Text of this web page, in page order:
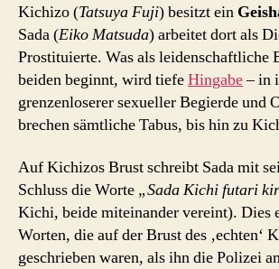
Kichizo (Tatsuya Fuji) besitzt ein
Sada (Eiko Matsuda) arbeitet dort als
Prostituierte. Was als leidenschaftliche
beiden beginnt, wird tiefeHingabe– in
grenzenloserer sexueller Begierde und
brechen sämtliche Tabus, bis hin zu
Auf Kichizos Brust schreibt Sada mit
Schluss die Worte „Sada Kichi futari
Kichi, beide miteinander vereint). Dies
Worten, die auf der Brust des ‚echten‘
geschrieben waren, als ihn die Polizei